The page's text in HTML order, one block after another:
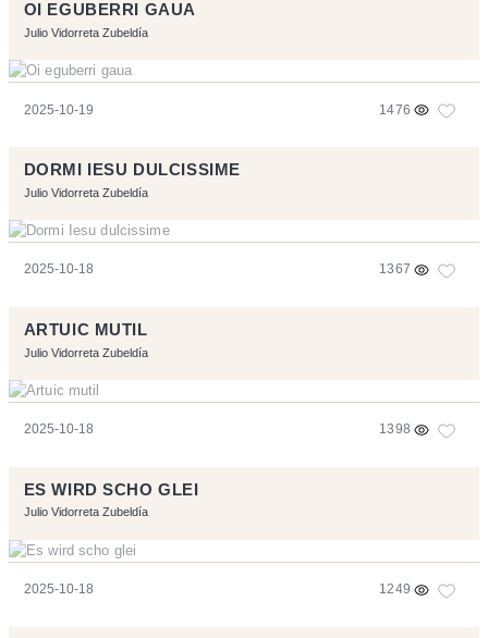
OI EGUBERRI GAUA
Julio Vidorreta Zubeldía
2025-10-19 1476
DORMI IESU DULCISSIME
Julio Vidorreta Zubeldía
2025-10-18 1367
ARTUIC MUTIL
Julio Vidorreta Zubeldía
2025-10-18 1398
ES WIRD SCHO GLEI
Julio Vidorreta Zubeldía
2025-10-18 1249